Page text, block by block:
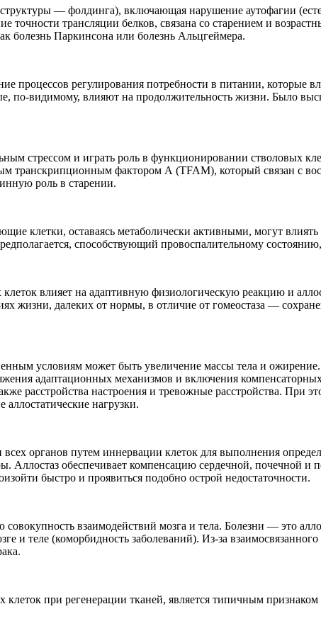
— фолдинга), включающая нарушение аутофагии
точности трансляции белков, связана со старением и
болезнь Паркинсона или болезнь Альцгеймера.
процессов регулирования потребности в питании, которые
по-видимому, влияют на продолжительность жизни. Было
стрессом и играть роль в функционировании стволовых
транскрипционным фактором А (TFAM), который связан с
роль в старении.
клетки, оставаясь метаболически активными, могут
способствующий провоспалительному
влияет на адаптивную физиологическую реакцию и
жизни, далеких от нормы, в отличие от гомеостаза —
условиям может быть увеличение массы тела и
адаптационных механизмов и включения
расстройства настроения и тревожные расстройства. При
нагрузки.
органов путем иннервации клеток для выполнения
обеспечивает компенсацию сердечной, почечной и
быстро и проявиться подобно острой недостаточности.
совокупность взаимодействий мозга и тела. Болезни — это
и теле (коморбидность заболеваний). Из-за
при регенерации тканей, является типичным